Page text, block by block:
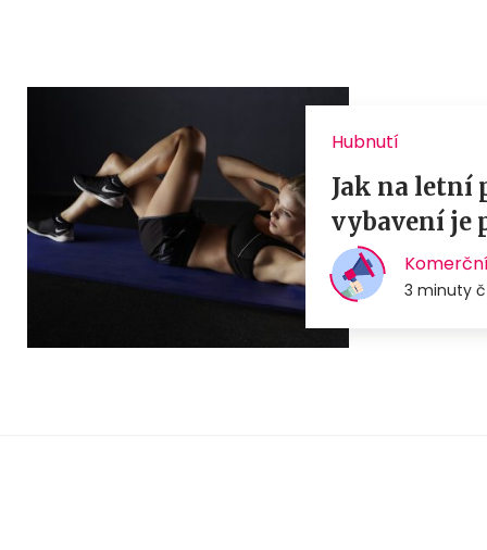
Hubnutí
Jak na letní
vybavení je
3 minuty